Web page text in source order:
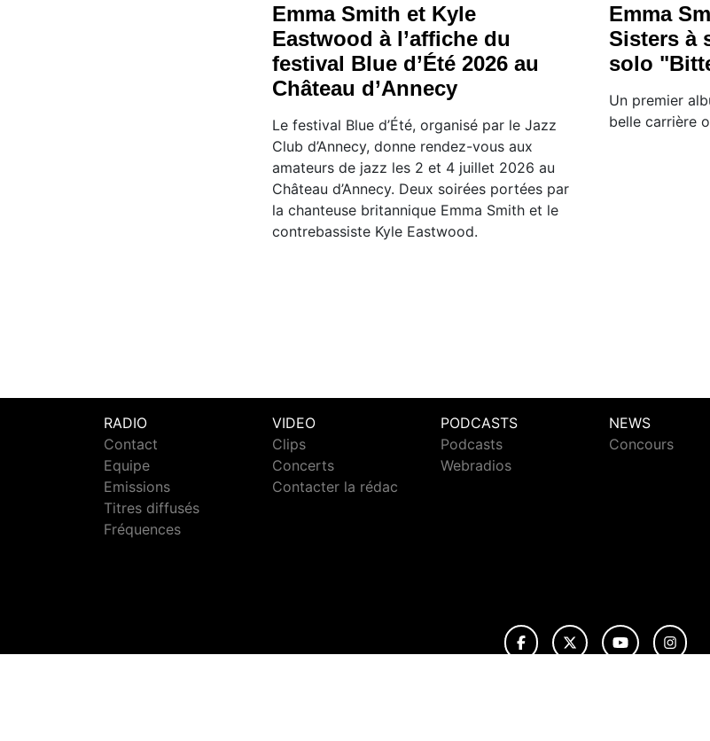
Emma Smith et Kyle
Eastwood à l’affiche du
festival Blue d’Été 2026 au
Château d’Annecy
Le festival Blue d’Été, organisé par le Jazz
Club d’Annecy, donne rendez-vous aux
amateurs de jazz les 2 et 4 juillet 2026 au
Château d’Annecy. Deux soirées portées par
la chanteuse britannique Emma Smith et le
contrebassiste Kyle Eastwood.
Emma
Sisters à
solo
Un premier
belle carrière
RADIO
Contact
Equipe
Emissions
Titres diffusés
Fréquences
VIDEO
Clips
Concerts
Contacter la rédac
PODCASTS
Podcasts
Webradios
NEWS
Concours